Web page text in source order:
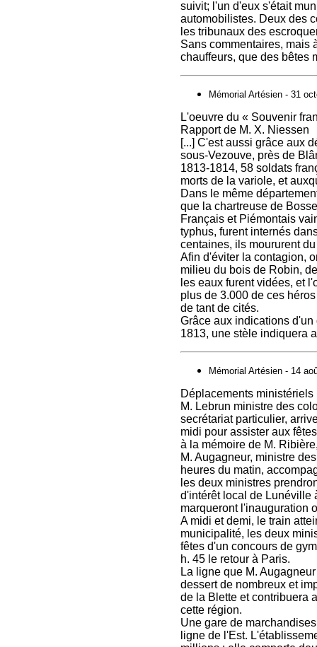
suivit; l'un d'eux s'était
automobilistes. Deux des
les tribunaux des
Sans commentaires, mais
chauffeurs, que des bêtes
Mémorial Artésien - 31
L'oeuvre du « Souvenir
Rapport de M. X. Niessen
[...] C'est aussi grâce aux
sous-Vezouve, près de
‭1813-‭1814, ‭58 soldats
morts de la variole, et
Dans le même
que la chartreuse de
Français et Piémontais
typhus, furent internés
centaines, ils moururent
Afin d'éviter la contagion,
milieu du bois de Robin,
les eaux furent vidées, et
plus de ‭3.000 de ces
de tant de cités.
Grâce aux indications
‭1813, une stèle indiquera
Mémorial Artésien - 14
Déplacements ministériels
M. Lebrun ministre des
secrétariat particulier,
midi pour assister aux
‭à la mémoire de M.
M. Augagneur, ministre
heures du matin,
les deux ministres
d'intérêt local de Lunéville
marqueront l'inauguration
A midi et demi, le train
municipalité, les deux
fêtes d'un concours de
h. ‭45 le retour ‭à Paris.
La ligne que M.
dessert de nombreux et
de la Blette et contribuera
cette région.
Une gare de
ligne de l'Est.